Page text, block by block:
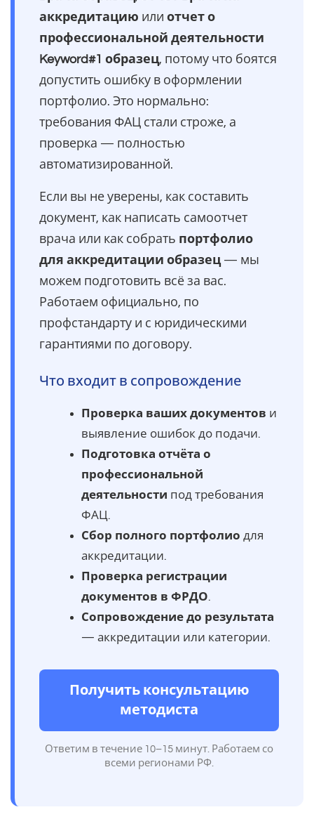
аккредитацию или отчет о
профессиональной деятельности
Keyword#1 образец, потому что боятся
допустить ошибку в оформлении
портфолио. Это нормально:
требования ФАЦ стали строже, а
проверка — полностью
автоматизированной.
Если вы не уверены, как составить
документ, как написать самоотчет
врача или как собрать портфолио
для аккредитации образец— мы
можем подготовить всё за вас.
Работаем официально, по
профстандарту и с юридическими
гарантиями по договору.
Что входит в сопровождение
Проверка ваших документов и
выявление ошибок до подачи.
Подготовка отчёта о
профессиональной
деятельности под требования
ФАЦ.
Сбор полного портфолио для
аккредитации.
Проверка регистрации
документов в ФРДО.
Сопровождение до результата
— аккредитации или категории.
Получить консультацию
методиста
Ответим в течение 10–15 минут. Работаем со
всеми регионами РФ.